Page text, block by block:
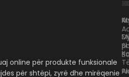
online për produkte funksionale
për shtëpi, zyrë dhe mirëqenie